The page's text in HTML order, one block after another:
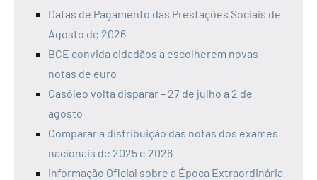
Datas de Pagamento das Prestações Sociais de
Agosto de 2026
BCE convida cidadãos a escolherem novas
notas de euro
Gasóleo volta disparar – 27 de julho a 2 de
agosto
Comparar a distribuição das notas dos exames
nacionais de 2025 e 2026
Informação Oficial sobre a Época Extraordinária